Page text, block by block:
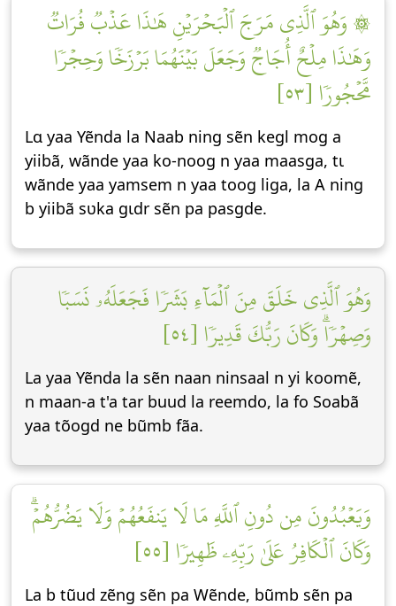
۞ وَهُوَ ٱلَّذِي مَرَجَ ٱلۡبَحۡرَيۡنِ هَٰذَا عَذۡبٞ فُرَاتٞ
وَهَٰذَا مِلۡحٌ أُجَاجٞ وَجَعَلَ بَيۡنَهُمَا بَرۡزَخٗا وَحِجۡرٗا
مَّحۡجُورٗا [٥٣]
Lɑ yaa Yẽnda la Naab ning sẽn kegl mog a
yiibã, wãnde yaa ko-noog n yaa maasga, tɩ
wãnde yaa yamsem n yaa toog liga, la A ning
b yiibã sʋka gɩdr sẽn pa pasgde.
وَهُوَ ٱلَّذِي خَلَقَ مِنَ ٱلۡمَآءِ بَشَرٗا فَجَعَلَهُۥ نَسَبٗا
وَصِهۡرٗاۗ وَكَانَ رَبُّكَ قَدِيرٗا [٥٤]
La yaa Yẽnda la sẽn naan ninsaal n yi koomẽ,
n maan-a t'a tar buud la reemdo, la fo Soabã
yaa tõogd ne bũmb fãa.
وَيَعۡبُدُونَ مِن دُونِ ٱللَّهِ مَا لَا يَنفَعُهُمۡ وَلَا يَضُرُّهُمۡۗ
وَكَانَ ٱلۡكَافِرُ عَلَىٰ رَبِّهِۦ ظَهِيرٗا [٥٥]
La b tũud zẽng sẽn pa Wẽnde, bũmb sẽn pa